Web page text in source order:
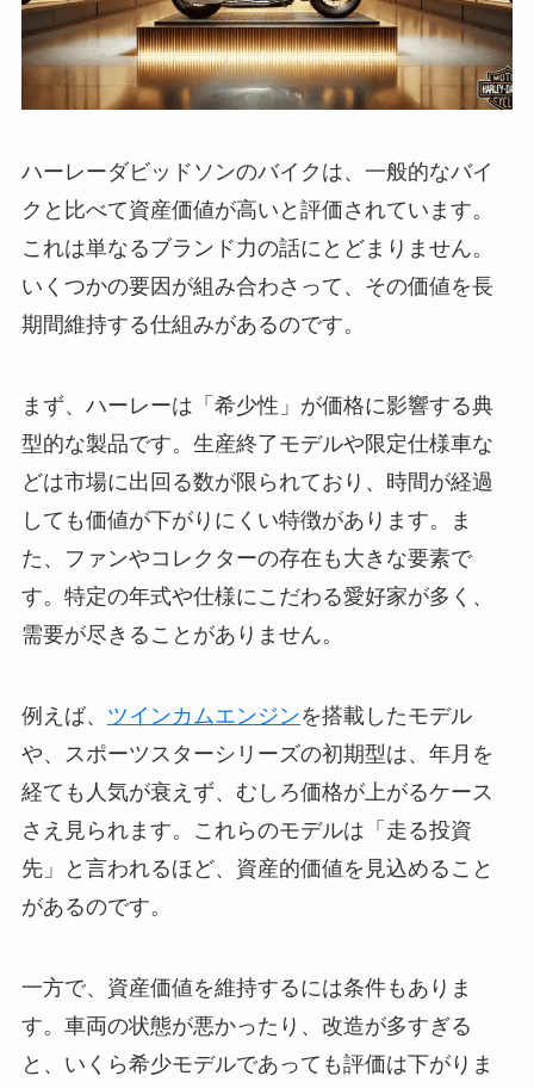
ハーレーダビッドソンのバイクは、一般的なバイ
クと比べて資産価値が高いと評価されています。
これは単なるブランド力の話にとどまりません。
いくつかの要因が組み合わさって、その価値を長
期間維持する仕組みがあるのです。
まず、ハーレーは「希少性」が価格に影響する典
型的な製品です。生産終了モデルや限定仕様車な
どは市場に出回る数が限られており、時間が経過
しても価値が下がりにくい特徴があります。ま
た、ファンやコレクターの存在も大きな要素で
す。特定の年式や仕様にこだわる愛好家が多く、
需要が尽きることがありません。
例えば、 ツインカムエンジンを搭載したモデル
や、スポーツスターシリーズの初期型は、年月を
経ても人気が衰えず、むしろ価格が上がるケース
さえ見られます。これらのモデルは「走る投資
先」と言われるほど、資産的価値を見込めること
があるのです。
一方で、資産価値を維持するには条件もありま
す。車両の状態が悪かったり、改造が多すぎる
と、いくら希少モデルであっても評価は下がりま